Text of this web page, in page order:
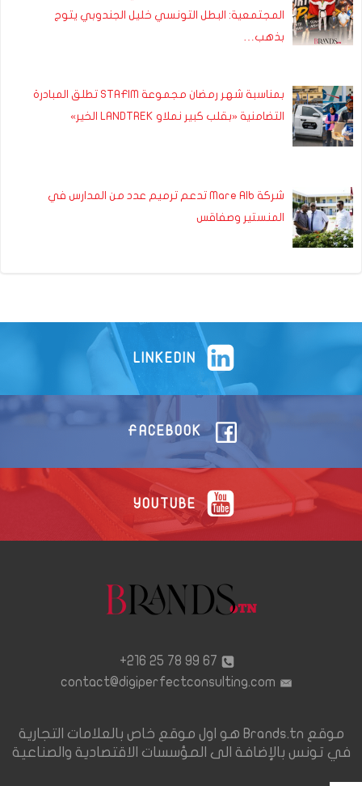
المجتمعية: البطل التونسي خليل الجندوبي يتوج
بذهب…
بمناسبة شهر رمضان مجموعة STAFIM تطلق المبادرة
التضامنية «بقلب كبير نملاو LANDTREK الخير»
شركة Mare Alb تدعم ترميم عدد من المدارس في
المنستير وصفاقس
LINKEDIN
FACEBOOK
YOUTUBE
67 99 78 25 216+
contact@digiperfectconsulting.com
موقع Brands.tn هو اول موقع خاص بالعلامات التجارية
في تونس بالإضافة الى المؤسسات الاقتصادية والصناعية